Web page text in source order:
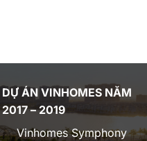
DỰ ÁN VINHOMES NĂM
2017 – 2019
Vinhomes Symphony